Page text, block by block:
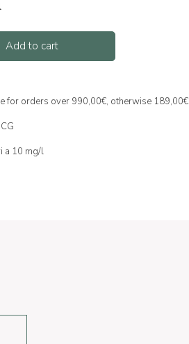
Add to cart
for orders over 990,00€, otherwise 189,00€
a 10 mg/l